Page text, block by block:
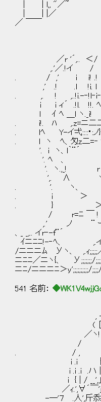
| | l,, "／~ l二
| | |／
／ ￣￣
／r '´,.. ＜/
,.'／.!イ /
. / ,' i i!
,' .! .l
. ,. ! ,..!i.-
i i ィ´ .!l.
l ｲ ﾍ ＿l ヽ._i! ヽ
. i!. ﾊ ,.z=ニ二二
. lﾍ Y-イ弌::::･:
. l ヽ ﾍ、匁z
'. i ヽ、l｀
'. ﾍ 、 ＿＿_
'. ヽ.,_! r '
',. ∧ ヽ
. '. ヽ、
. i ＞
. } ＞
/ r=ﾆ ￣ !
,.' ノ ¨ ｰ
、_ _,.. イr‐-
ｲニﾆﾆ!-‐ﾍ、 ,.
/ニニニﾑ Уヽ、 ,.ｨ
ニﾆﾆ／ニヽ{、 У;;;;;;;/
ニﾆ/ニニニﾆ＞y';;;;;;;;;;/
541 名前：
, -フ
( ［＿,,,--
／ヽ!
/
. / ,
i .i ﾄ
i .i .i .ハ |
i { | / __',」 ヽ
／ｨ.',∀´￣'j｀
-─'７ .人',斤忝孑